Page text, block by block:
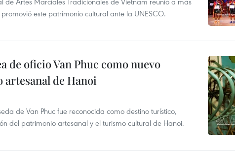
este patrimonio cultural ante la UNESCO.
de oficio Van Phuc como nuevo
de Hanoi
de Van Phuc fue reconocida como destino turístico,
del patrimonio artesanal y el turismo cultural de Hanoi.